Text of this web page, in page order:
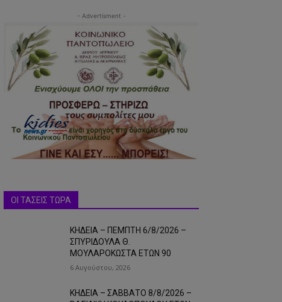
- Advertisment -
ΟΙ ΤΑΣΕΙΣ ΤΩΡΑ
ΚΗΔΕΙΑ – ΠΕΜΠΤΗ 6/8/2026 –
ΣΠΥΡΙΔΟΥΛΑ Θ.
ΜΟΥΛΑΡΟΚΩΣΤΑ ΕΤΩΝ 90
6 Αυγούστου, 2026
ΚΗΔΕΙΑ – ΣΑΒΒΑΤΟ 8/8/2026 –